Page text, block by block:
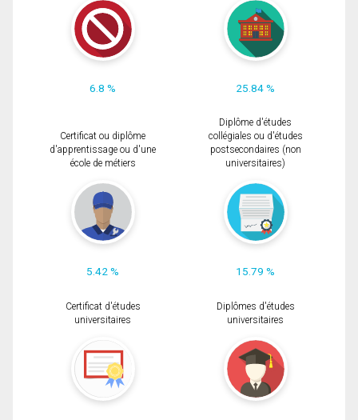
6.8 % 25.84 %
Certificat ou diplôme
d'apprentissage ou d'une
école de métiers
5.42 %
Diplôme d'études
collégiales ou d'études
postsecondaires (non
universitaires)
15.79 %
Certificat d'études
universitaires
Diplômes d'études
universitaires